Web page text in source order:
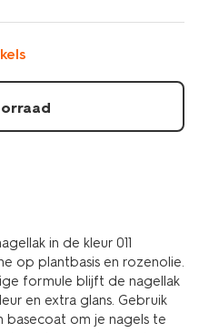
in de kleur 011
op plantbasis en rozenolie.
formule blijft de nagellak
en extra glans. Gebruik
om je nagels te